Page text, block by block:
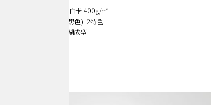
材質｜毅大紙業 水漾白卡 400g/㎡
印刷｜平版印刷 1色(黑色)+2特色
加工｜霧膜、軋型、糊成型